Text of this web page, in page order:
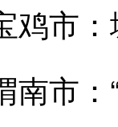
市：
市：“